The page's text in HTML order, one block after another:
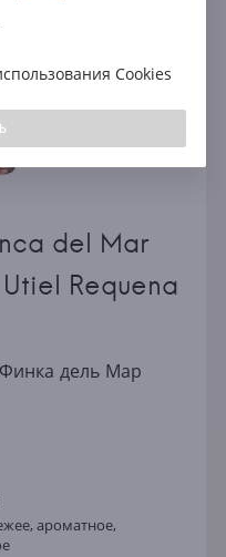
del Mar
Requena
дель Мар
ароматное,
Cookies